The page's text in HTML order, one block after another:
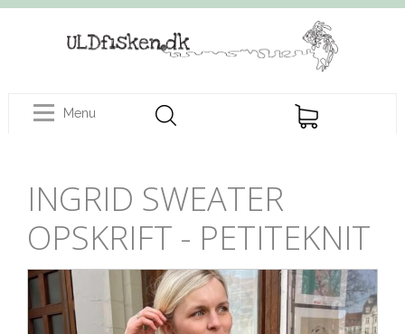
Menu
INGRID SWEATER
OPSKRIFT - PETITEKNIT